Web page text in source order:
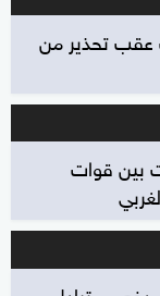
عقب تحذير من
بين قوات